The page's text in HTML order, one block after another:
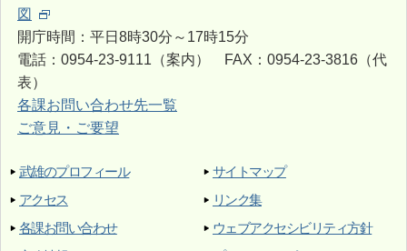
図
開庁時間：平日8時30分～17時15分
電話：0954-23-9111（案内） FAX：0954-23-3816（代
表）
各課お問い合わせ先一覧
ご意見・ご要望
武雄のプロフィール
アクセス
各課お問い合わせ
サイトマップ
リンク集
ウェブアクセシビリティ方針